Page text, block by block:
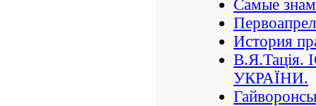
Самые
История
УКРАЇНИ.